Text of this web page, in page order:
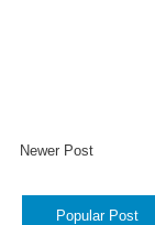
Newer Post
Popular Post